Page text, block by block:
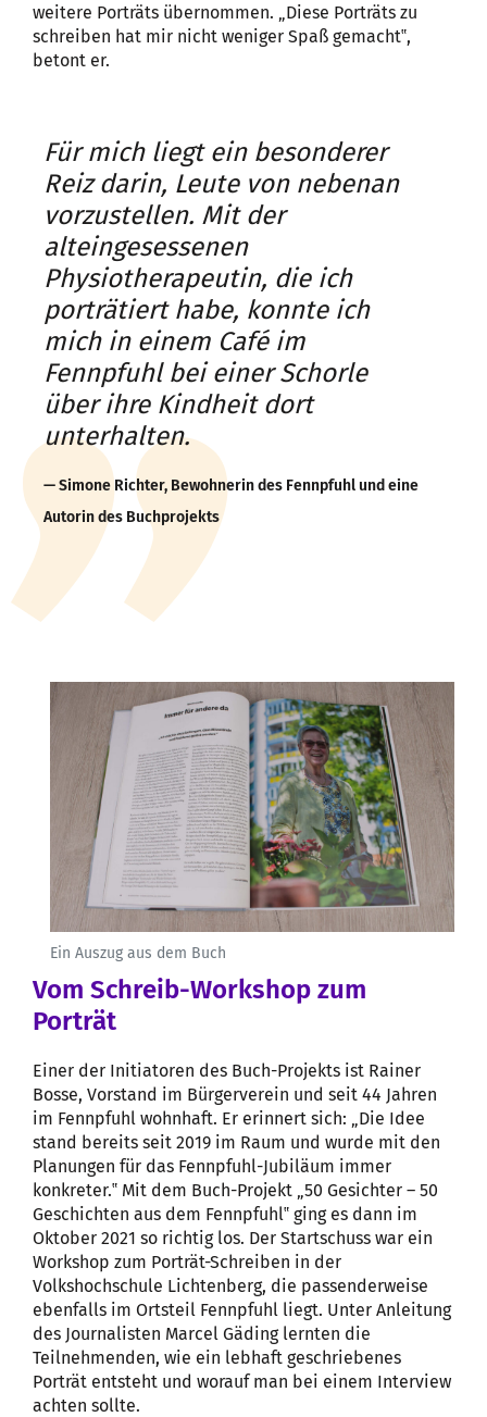
weitere Porträts übernommen. „Diese Porträts zu
schreiben hat mir nicht weniger Spaß gemacht‟,
betont er.
Für mich liegt ein besonderer
Reiz darin, Leute von nebenan
vorzustellen. Mit der
alteingesessenen
Physiotherapeutin, die ich
porträtiert habe, konnte ich
mich in einem Café im
Fennpfuhl bei einer Schorle
über ihre Kindheit dort
unterhalten.
Simone Richter, Bewohnerin des Fennpfuhl und eine
Autorin des Buchprojekts
Ein Auszug aus dem Buch
Vom Schreib-Workshop zum
Porträt
Einer der Initiatoren des Buch-Projekts ist Rainer
Bosse, Vorstand im Bürgerverein und seit 44 Jahren
im Fennpfuhl wohnhaft. Er erinnert sich: „Die Idee
stand bereits seit 2019 im Raum und wurde mit den
Planungen für das Fennpfuhl-Jubiläum immer
konkreter.‟ Mit dem Buch-Projekt „50 Gesichter – 50
Geschichten aus dem Fennpfuhl‟ ging es dann im
Oktober 2021 so richtig los. Der Startschuss war ein
Workshop zum Porträt-Schreiben in der
Volkshochschule Lichtenberg, die passenderweise
ebenfalls im Ortsteil Fennpfuhl liegt. Unter Anleitung
des Journalisten Marcel Gäding lernten die
Teilnehmenden, wie ein lebhaft geschriebenes
Porträt entsteht und worauf man bei einem Interview
achten sollte.